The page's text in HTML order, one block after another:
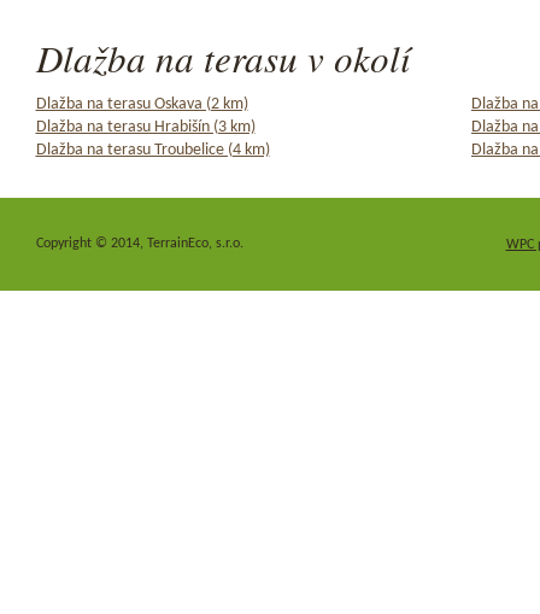
Dlažba na terasu v okolí
Dlažba na terasu Oskava (2 km)
Dlažba
Dlažba na terasu Hrabišín (3 km)
Dlažba
Dlažba na terasu Troubelice (4 km)
Dlažba
WPC
Copyright © 2014, TerrainEco, s.r.o.